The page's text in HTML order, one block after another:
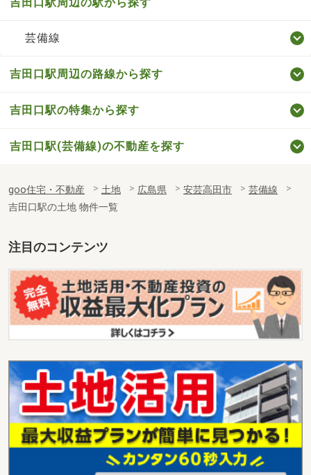
芸備線
吉田口駅周辺の路線から探す
吉田口駅の特集から探す
吉田口駅(芸備線)の不動産を探す
goo住宅・不動産 土地 広島県 安芸高田市
芸備線
吉田口駅の土地 物件一覧
注目のコンテンツ